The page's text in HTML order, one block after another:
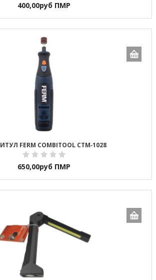
400,00руб ПМР
FERM COMBITOOL CTM‑1028
650,00руб ПМР